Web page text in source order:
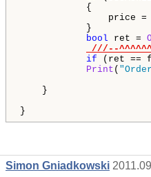
{
price =
}
bool ret =
            if
(ret ==
Print (
}
Simon Gniadkowski